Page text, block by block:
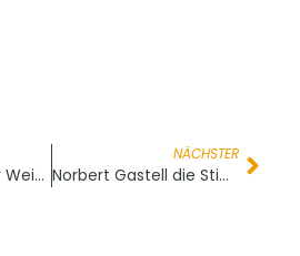
Der Weingeist der Weihnacht
NÄCHSTER
Norbert Gastell die Stimme von Homer Simpson ist verstorben